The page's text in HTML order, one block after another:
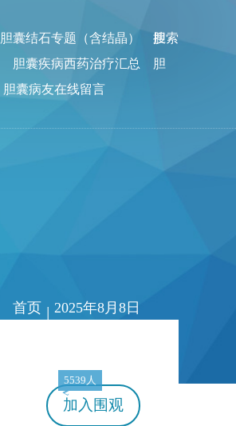
胆囊结石专题（含结晶）
胆
胆囊疾病西药治疗汇总
胆
胆囊病友在线留言
搜索
首页 | 2025年8月8日
加入
5539人
围观